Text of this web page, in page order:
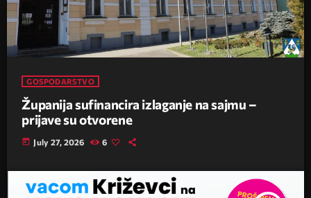
GOSPODARSTVO
Županija sufinancira izlaganje na sajmu –
prijave su otvorene
today July 27, 2026 6